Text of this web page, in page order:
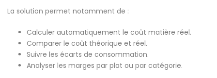
La solution permet notamment de :
Calculer automatiquement le coût matière réel.
Comparer le coût théorique et réel.
Suivre les écarts de consommation.
Analyser les marges par plat ou par catégorie.